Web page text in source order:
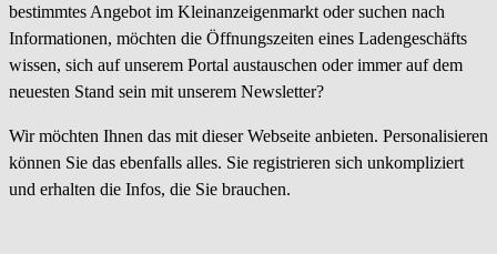
bestimmtes Angebot im Kleinanzeigenmarkt oder suchen nach
Informationen, möchten die Öffnungszeiten eines Ladengeschäfts
wissen, sich auf unserem Portal austauschen oder immer auf dem
neuesten Stand sein mit unserem Newsletter?
Wir möchten Ihnen das mit dieser Webseite anbieten. Personalisieren
können Sie das ebenfalls alles. Sie registrieren sich unkompliziert
und erhalten die Infos, die Sie brauchen.